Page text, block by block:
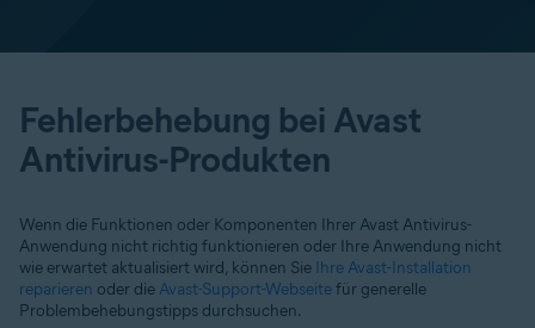
Fehlerbehebung bei Avast
Antivirus-Produkten
Wenn die Funktionen oder Komponenten Ihrer Avast Antivirus-
Anwendung nicht richtig funktionieren oder Ihre Anwendung nicht
wie erwartet aktualisiert wird, können Sie Ihre Avast-Installation
reparieren oder die Avast-Support-Webseitefür generelle
Problembehebungstipps durchsuchen.